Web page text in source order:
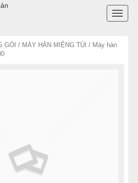
GÓI / MÁY HÀN MIỆNG TÚI / Máy hàn
QUỐC